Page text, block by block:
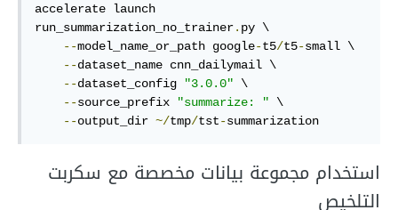
accelerate launch
run_summarization_no_trainer. py \
--model_name_or_path google-t5/t5-small \
--dataset_name cnn_dailymail \
--dataset_config "3.0.0" \
--source_prefix "summarize: " \
--output_dir ~/tmp/tst-summarization
استخدام مجموعة بيانات مخصصة مع سكربت
التلخيص